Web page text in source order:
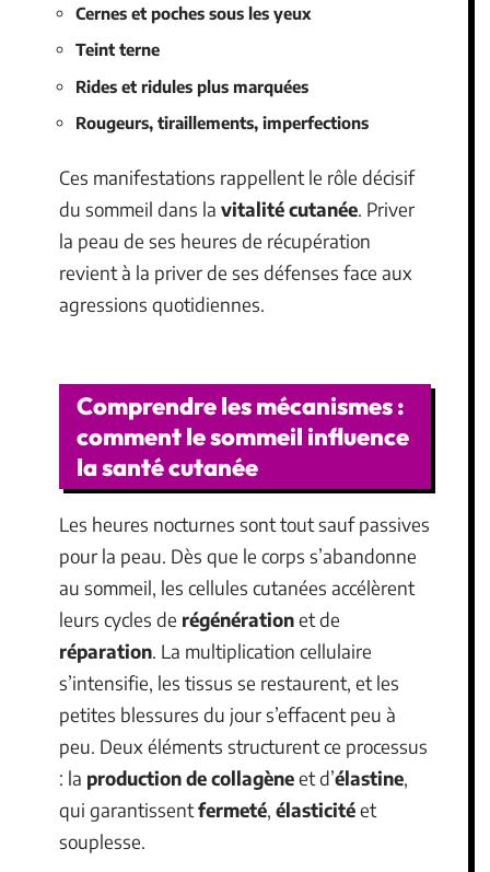
Cernes et poches sous les yeux
Teint terne
Rides et ridules plus marquées
Rougeurs, tiraillements, imperfections
Ces manifestations rappellent le rôle décisif
du sommeil dans la vitalité cutanée. Priver
la peau de ses heures de récupération
revient à la priver de ses défenses face aux
agressions quotidiennes.
Comprendre les mécanismes :
comment le sommeil influence
la santé cutanée
Les heures nocturnes sont tout sauf passives
pour la peau. Dès que le corps s’abandonne
au sommeil, les cellules cutanées accélèrent
leurs cycles de régénérationet de
réparation. La multiplication cellulaire
s’intensifie, les tissus se restaurent, et les
petites blessures du jour s’effacent peu à
peu. Deux éléments structurent ce processus
: la production de collagèneet d’élastine,
qui garantissentfermeté, élasticitéet
souplesse.